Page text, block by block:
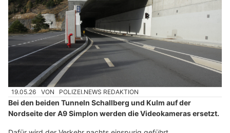
19.05.26 VON POLIZEI.NEWS REDAKTION
Bei den beiden Tunneln Schallberg und Kulm auf der
Nordseite der A9 Simplon werden die Videokameras ersetzt.